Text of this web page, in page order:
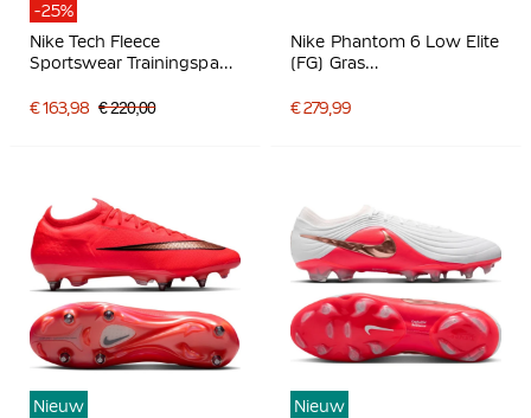
-25%
Nike Tech Fleece
Sportswear Trainingspak
€ 163,98 € 220,00
Nike Phantom 6 Low Elite
(FG) Gras
Felroze Zwart
€ 279,99
Nieuw
Nieuw